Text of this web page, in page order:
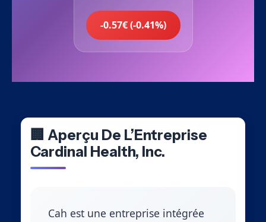
-0.57€ (-0.41%)
🏢 Aperçu De L’Entreprise
Cardinal Health, Inc.
Cah est une entreprise intégrée